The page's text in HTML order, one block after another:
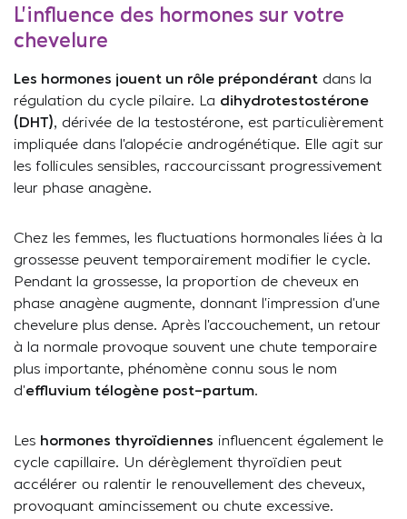
L’influence des hormones sur votre
chevelure
Les hormones jouent un rôle prépondérant dans la
régulation du cycle pilaire. La dihydrotestostérone
(DHT), dérivée de la testostérone, est particulièrement
impliquée dans l’alopécie androgénétique. Elle agit sur
les follicules sensibles, raccourcissant progressivement
leur phase anagène.
Chez les femmes, les fluctuations hormonales liées à la
grossesse peuvent temporairement modifier le cycle.
Pendant la grossesse, la proportion de cheveux en
phase anagène augmente, donnant l’impression d’une
chevelure plus dense. Après l’accouchement, un retour
à la normale provoque souvent une chute temporaire
plus importante, phénomène connu sous le nom
d’effluvium télogène post-partum.
Les hormones thyroïdiennes influencent également le
cycle capillaire. Un dérèglement thyroïdien peut
accélérer ou ralentir le renouvellement des cheveux,
provoquant amincissement ou chute excessive.